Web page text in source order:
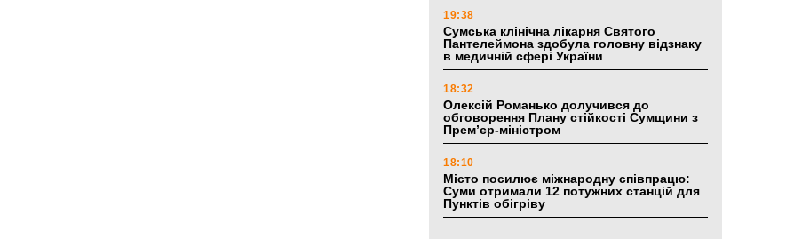
19:38
Сумська клінічна лікарня Святого
Пантелеймона здобула головну відзнаку
в медичній сфері України
18:32
Олексій Романько долучився до
обговорення Плану стійкості Сумщини з
Прем’єр-міністром
18:10
Місто посилює міжнародну співпрацю:
Суми отримали 12 потужних станцій для
Пунктів обігріву